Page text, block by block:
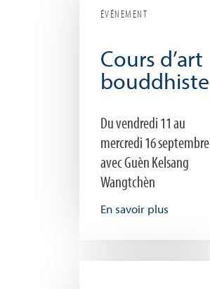
ÉVÉNEMENT
Cours d’art
bouddhiste
Du vendredi 11 au
mercredi 16 septembre
avec Guèn Kelsang
Wangtchèn
En savoir plus